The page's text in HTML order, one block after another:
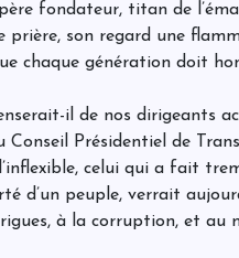
père fondateur, titan de
prière, son regard une
chaque génération doit
il de nos dirigeants
Conseil Présidentiel de
l’inflexible, celui qui a fait
d’un peuple, verrait
à la corruption, et au